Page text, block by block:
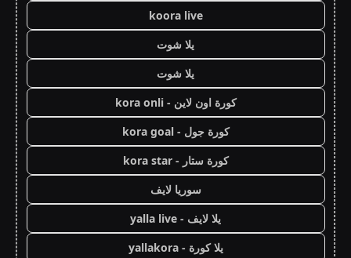
koora live
يلا شوت
يلا شوت
كورة اون لاين - kora onli
كورة جول - kora goal
كورة ستار - kora star
سوريا لايف
يلا لايف - yalla live
يلا كورة - yallakora